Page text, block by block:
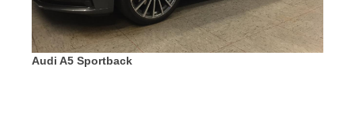
Audi A5 Sportback